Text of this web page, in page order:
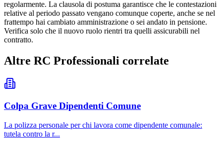
regolarmente. La clausola di postuma garantisce che le contestazioni
relative al periodo passato vengano comunque coperte, anche se nel
frattempo hai cambiato amministrazione o sei andato in pensione.
Verifica solo che il nuovo ruolo rientri tra quelli assicurabili nel
contratto.
Altre RC Professionali correlate
Colpa Grave Dipendenti Comune
La polizza personale per chi lavora come dipendente comunale:
tutela contro la r...